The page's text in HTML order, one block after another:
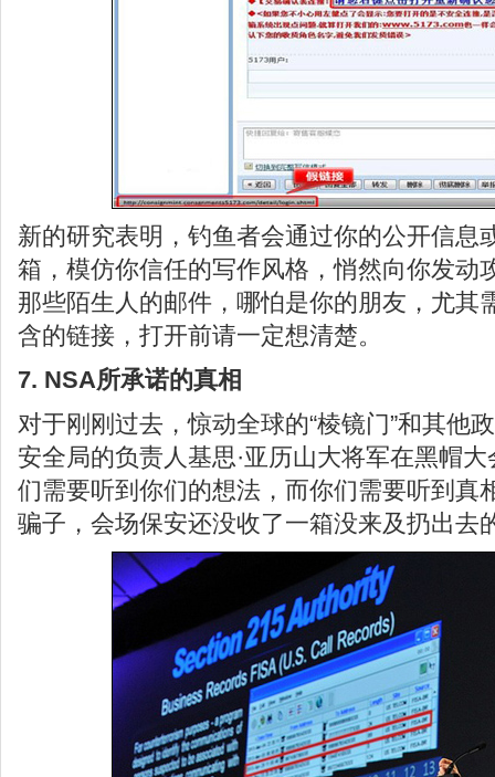
新的研究表明，钓鱼者会通过你的公开信息
箱，模仿你信任的写作风格，悄然向你发动
那些陌生人的邮件，哪怕是你的朋友，尤其
含的链接，打开前请一定想清楚。
7. NSA所承诺的真相
对于刚刚过去，惊动全球的“棱镜门”和其他
安全局的负责人基思·亚历山大将军在黑帽
们需要听到你们的想法，而你们需要听到真
骗子，会场保安还没收了一箱没来及扔出去